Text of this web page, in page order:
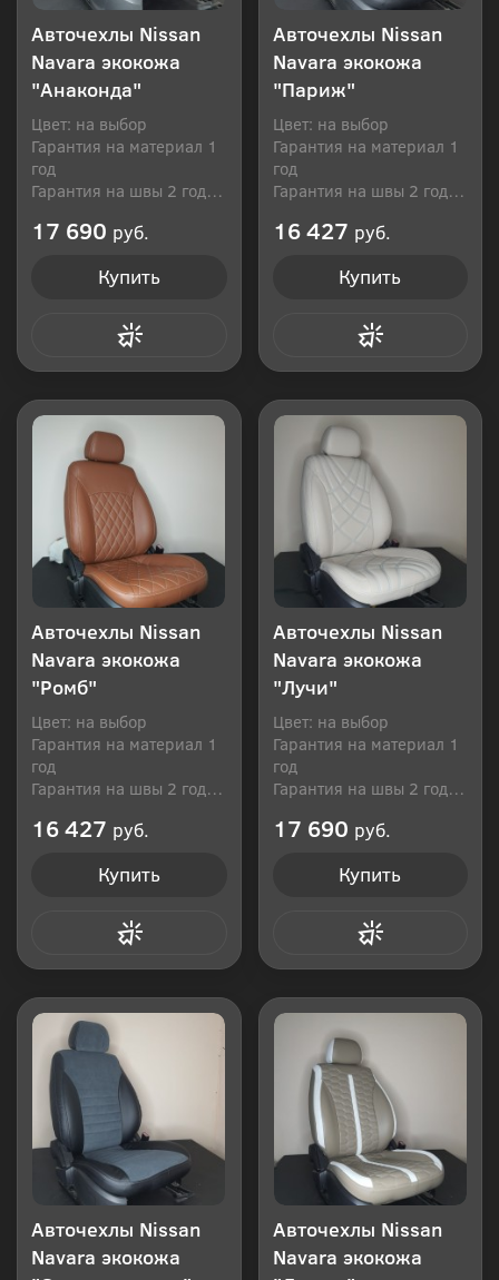
Авточехлы Nissan
Navara экокожа
"Анаконда"
Цвет: на выбор
Гарантия на материал 1
год
Гарантия на швы 2 года
17 690 руб.
Купить
Авточехлы Nissan
Navara экокожа
"Париж"
Цвет: на выбор
Гарантия на материал 1
год
Гарантия на швы 2 года
16 427 руб.
Купить
Авточехлы Nissan
Navara экокожа
"Ромб"
Цвет: на выбор
Гарантия на материал 1
год
Гарантия на швы 2 года
16 427 руб.
Купить
Авточехлы Nissan
Navara экокожа
"Лучи"
Цвет: на выбор
Гарантия на материал 1
год
Гарантия на швы 2 года
17 690 руб.
Купить
Авточехлы Nissan
Navara экокожа
Авточехлы Nissan
Navara экокожа